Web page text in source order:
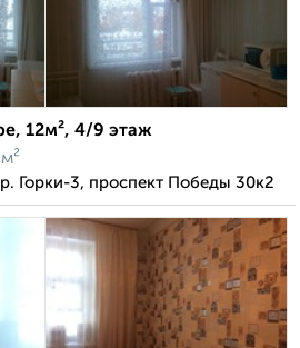
12м², 4/9 этаж
Горки-3, проспект Победы 30к2